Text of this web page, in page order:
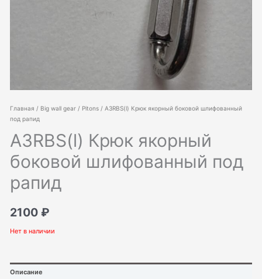
Главная / Big wall gear/ Pitons/ A3RBS(l) Крюк якорный боковой шлифованный
под рапид
A3RBS(l) Крюк якорный
боковой шлифованный под
рапид
2100 ₽
Нет в наличии
Описание